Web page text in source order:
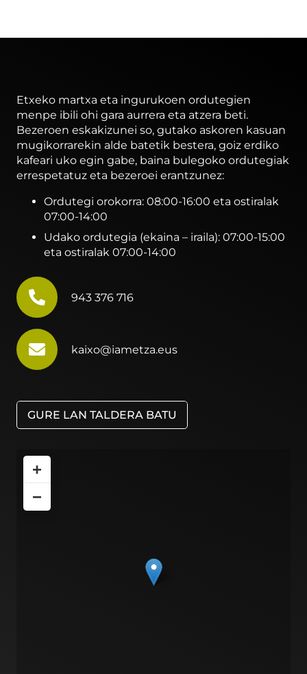
Etxeko martxa eta ingurukoen ordutegien
menpe ibili ohi gara aurrera eta atzera beti.
Bezeroen eskakizunei so, gutako askoren kasuan
mugikorrarekin alde batetik bestera, goiz erdiko
kafeari uko egin gabe, baina bulegoko ordutegiak
errespetatuz eta bezeroei erantzunez:
Ordutegi orokorra: 08:00-16:00 eta ostiralak
07:00-14:00
Udako ordutegia (ekaina – iraila): 07:00-15:00
eta ostiralak 07:00-14:00
943 376 716
kaixo@iametza.eus
GURE LAN TALDERA BATU
+
−